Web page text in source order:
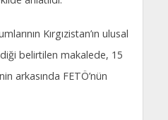
Kırgızistan’ın ulusal
belirtilen makalede, 15
arkasında FETÖ’nün